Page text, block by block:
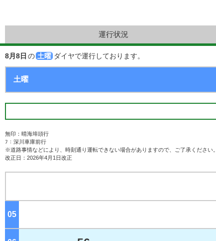
運行状況
8月8日 の 土曜 ダイヤで運行しております。
無印：晴海埠頭行
ﾌ：深川車庫前行
※道路事情などにより、時刻通り運転できない場合がありますので、ご了承ください。
改正日：2026年4月1日改正
05